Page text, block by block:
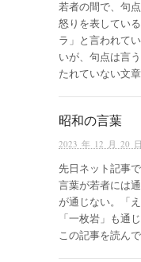
若者の間で、句
怒りを表してい
ラ」と言われて
いが、句点は言
たれていない文
昭和の言葉
2023 年 12 月 20 日
先日ネット記事
言葉が若者には
が通じない。「
「一枚岩」も通
この記事を読ん